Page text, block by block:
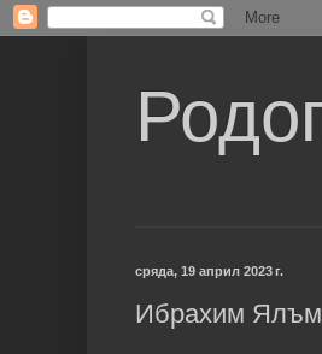
сряда, 19 април 2023 г.
Ибрахим